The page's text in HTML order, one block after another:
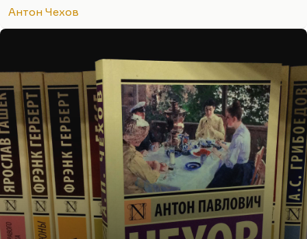
Понимаете, «Три сестры» – в общем, трагедия.
синтез. Понимаете, это театр уже разваливается,
это театр, в котором играют трагедию, но все
время то…
Антон Чехов